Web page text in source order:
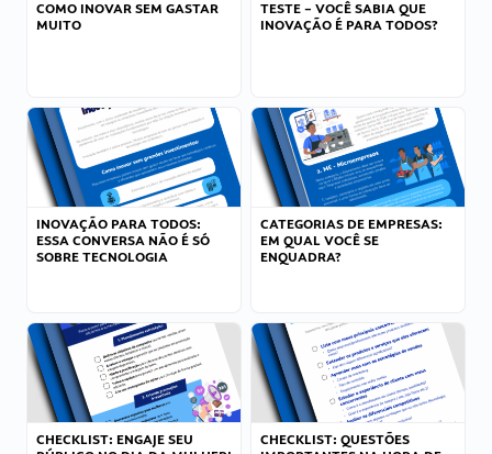
COMO INOVAR SEM GASTAR
MUITO
TESTE – VOCÊ SABIA QUE
INOVAÇÃO É PARA TODOS?
INOVAÇÃO PARA TODOS:
ESSA CONVERSA NÃO É SÓ
SOBRE TECNOLOGIA
CATEGORIAS DE EMPRESAS:
EM QUAL VOCÊ SE
ENQUADRA?
CHECKLIST: ENGAJE SEU
CHECKLIST: QUESTÕES